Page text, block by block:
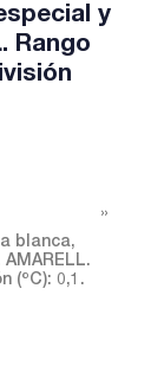
y
Rango
blanca,
(ºC): 0,1.